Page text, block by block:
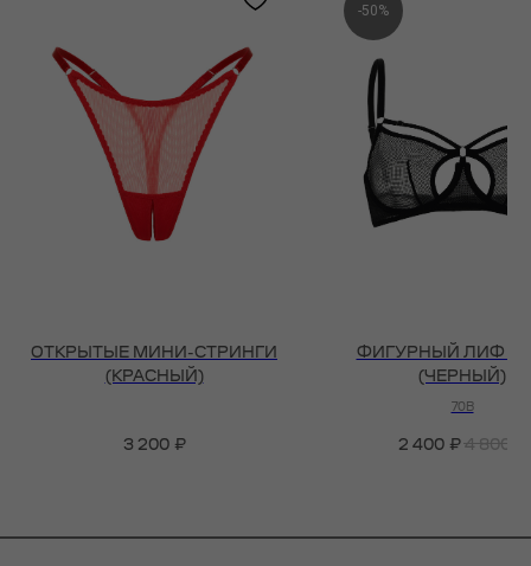
ОТКРЫТЫЕ МИНИ-СТРИНГИ
(КРАСНЫЙ)
3 200 ₽
-50%
ФИГУРНЫЙ ЛИФ
(ЧЕРНЫЙ)
70B
2 400 ₽4 800